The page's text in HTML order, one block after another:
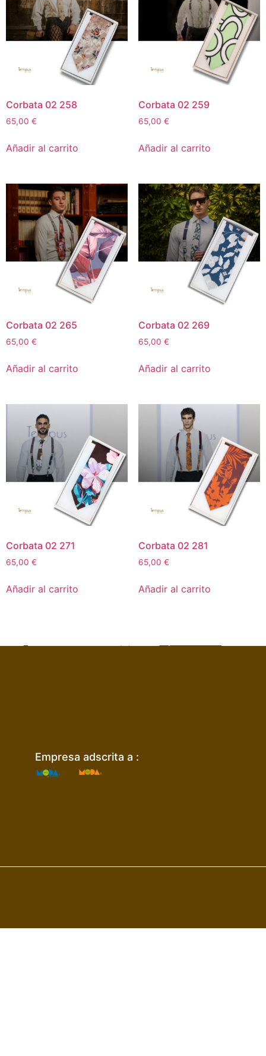
Corbata 02 258
65,00 €
Añadir al carrito
Corbata 02 259
65,00 €
Añadir al carrito
Corbata 02 265
65,00 €
Añadir al carrito
Corbata 02 269
65,00 €
Añadir al carrito
Corbata 02 271
65,00 €
Añadir al carrito
Corbata 02 281
65,00 €
Añadir al carrito
Empresa adscrita a :